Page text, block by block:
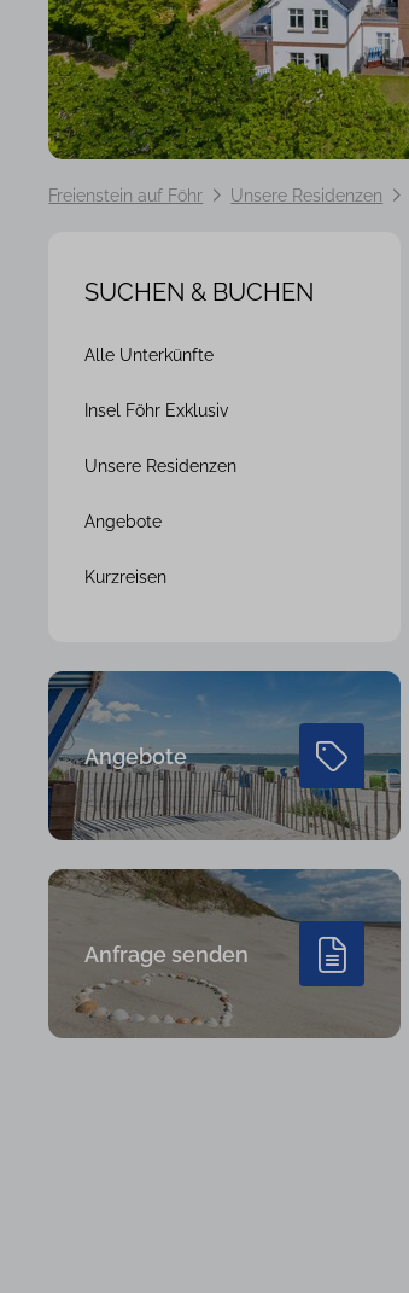
Freienstein auf Föhr Unsere Residenzen
SUCHEN & BUCHEN
überspringen
Alle Unterkünfte
Insel Föhr Exklusiv
Unsere Residenzen
Angebote
Kurzreisen
Angebote
Anfrage senden